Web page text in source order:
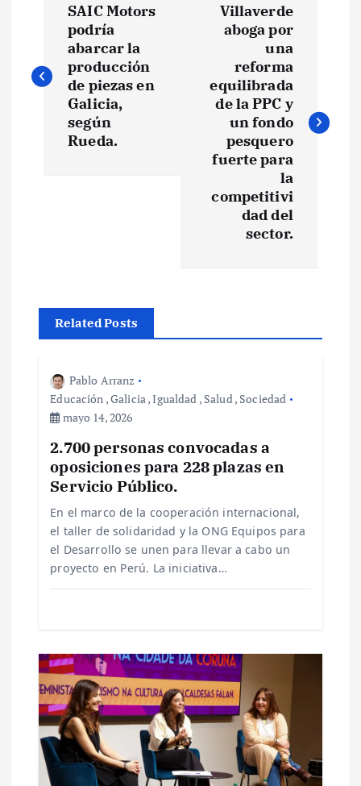
v
ó
n
d
a
s
SAIC Motors
podría
abarcar la
producción
de piezas en
Galicia,
según
Rueda.
Villaverde
aboga por
una
reforma
equilibrada
de la PPC y
un fondo
pesquero
fuerte para
la
competitivi
dad del
sector.
Related Posts
Pablo Arranz
Educación ,Galicia,Igualdad , Salud, Sociedad
mayo 14, 2026
2.700 personas convocadas a
oposiciones para 228 plazas en
Servicio Público.
En el marco de la cooperación internacional,
el taller de solidaridad y la ONG Equipos para
el Desarrollo se unen para llevar a cabo un
proyecto en Perú. La iniciativa…